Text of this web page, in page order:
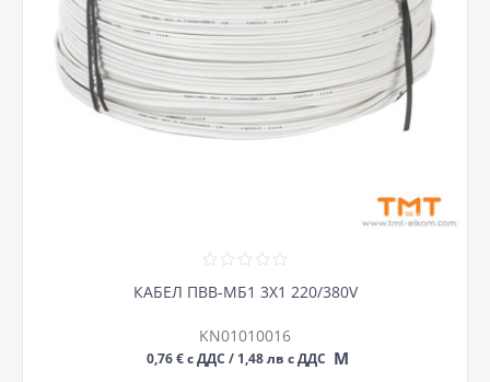
КАБЕЛ ПВВ-МБ1 3Х1 220/380V
KN01010016
0,76 € с ДДС / 1,48 лв с ДДС М